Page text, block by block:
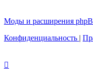
Моды и расширения
Конфиденциальность |